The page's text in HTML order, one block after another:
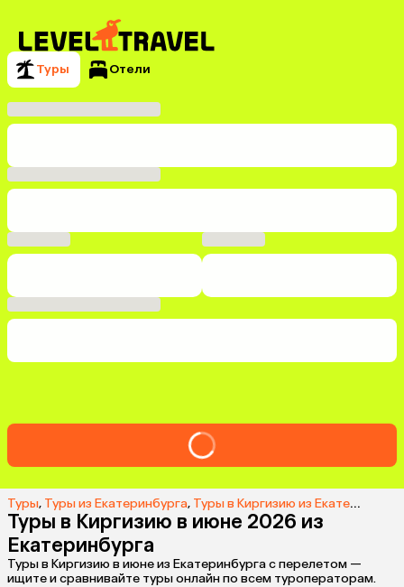
Туры Отели
Туры, Туры из Екатеринбурга, Туры в Киргизию из Екатеринбурга
Туры в Киргизию в июне 2026 из
Екатеринбурга
Туры в Киргизию в июне из Екатеринбурга с перелетом —
ищите и сравнивайте туры онлайн по всем туроператорам.